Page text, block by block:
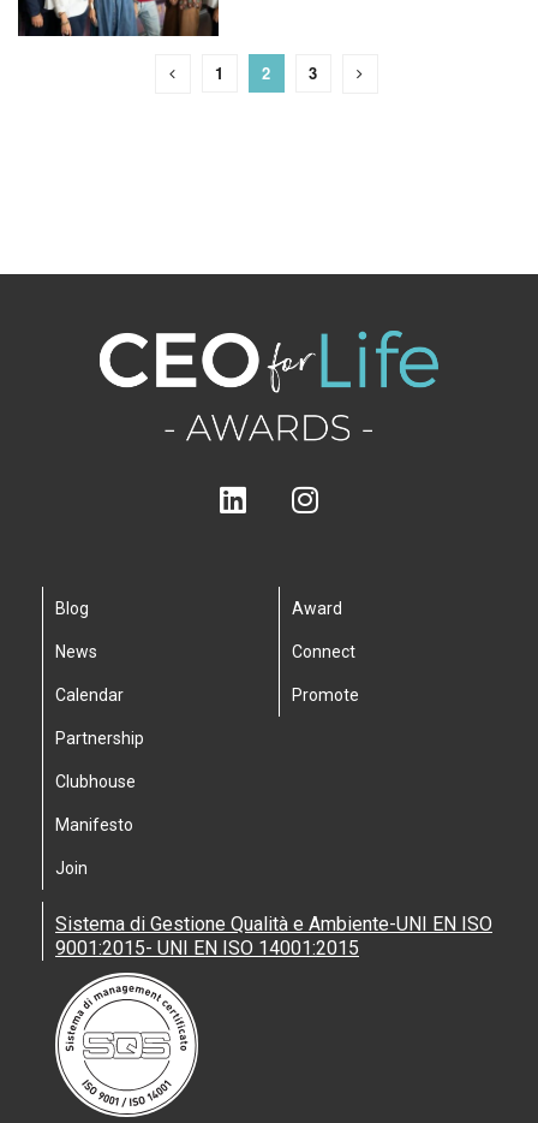
1 2 3
Blog
News
Calendar
Partnership
Clubhouse
Manifesto
Join
Award
Connect
Promote
Sistema di Gestione Qualità e Ambiente-UNI EN ISO
9001:2015- UNI EN ISO 14001:2015